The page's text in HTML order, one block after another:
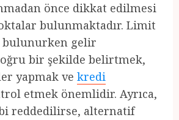
önce dikkat edilmesi
bulunmaktadır. Limit
bulunurken gelir
bir şekilde belirtmek,
yapmak ve kredi
etmek önemlidir. Ayrıca,
reddedilirse, alternatif